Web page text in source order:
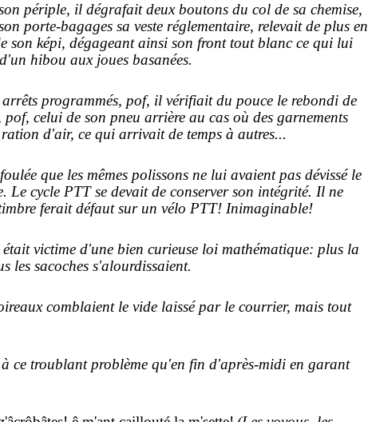
périple, il dégrafait deux boutons du col de sa chemise,
porte-bagages sa veste réglementaire, relevait de plus en
son képi, dégageant ainsi son front tout blanc ce qui lui
hibou aux joues basanées.
arrêts programmés, pof, il vérifiait du pouce le rebondi de
celui de son pneu arrière au cas où des garnements
d'air, ce qui arrivait de temps à autres...
que les mêmes polissons ne lui avaient pas dévissé le
Le cycle PTT se devait de conserver son intégrité. Il ne
ferait défaut sur un vélo PTT! Inimaginable!
victime d'une bien curieuse loi mathématique: plus la
les sacoches s'alourdissaient.
comblaient le vide laissé par le courrier, mais tout
ce troublant problème qu'en fin d'après-midi en garant